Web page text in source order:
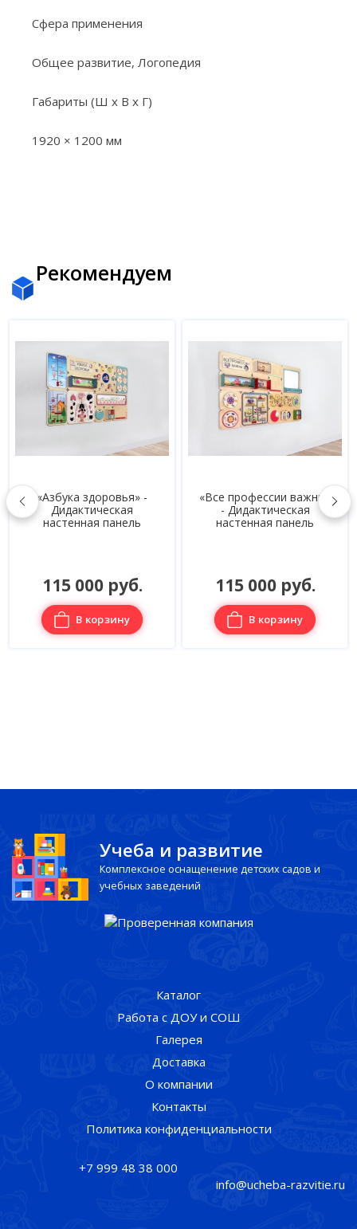
Сфера применения
Общее развитие, Логопедия
Габариты (Ш х В х Г)
1920 × 1200 мм
Рекомендуем
«Азбука здоровья» -
Дидактическая
настенная панель
115 000 руб.
В корзину
«Все профессии важны»
- Дидактическая
настенная панель
115 000 руб.
В корзину
Учеба и развитие
Комплексное оснащенение детских садов и
учебных заведений
Каталог
Работа с ДОУ и СОШ
Галерея
Доставка
О компании
Контакты
Политика конфиденциальности
+7 999 48 38 000
info@ucheba-razvitie.ru